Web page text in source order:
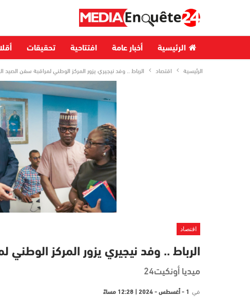
الرئيسية أخبار عامة افتتاحية تحقيقات
الرئيسية اقتصاد الرباط .. وفد نيجيري يزور المركز الوطني لمراقبة سفن الصيد
اقتصاد
الرباط .. وفد نيجيري يزور المركز الوطني
ميديا أونكيت24
في 1 - أغسطس - 2024 | 12:28 مساءً